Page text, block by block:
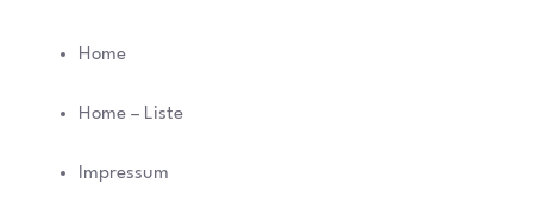
Home
Home – Liste
Impressum